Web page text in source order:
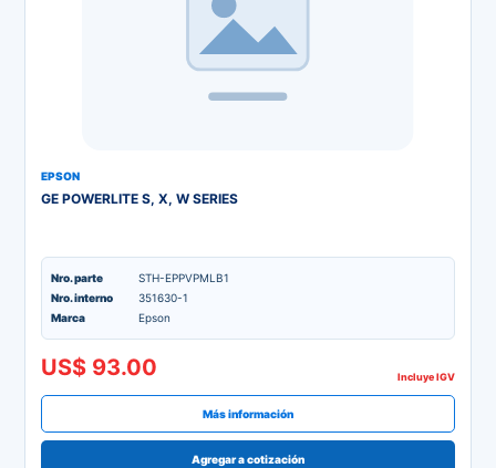
EPSON
GE POWERLITE S, X, W SERIES
Nro. parte
STH-EPPVPMLB1
Nro. interno
351630-1
Marca
Epson
US$ 93.00 Incluye IGV
Más información
Agregar a cotización